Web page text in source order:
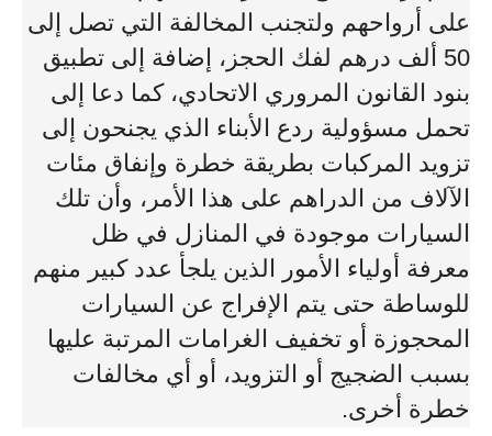
على أرواحهم ولتجنب المخالفة التي تصل إلى
50 ألف درهم لفك الحجز، إضافة إلى تطبيق
بنود القانون المروري الاتحادي، كما دعا إلى
تحمل مسؤولية ردع الأبناء الذي يجنحون إلى
تزويد المركبات بطريقة خطرة وإنفاق مئات
الآلاف من الدراهم على هذا الأمر، وأن تلك
السيارات موجودة في المنازل في ظل
معرفة أولياء الأمور الذين يلجأ عدد كبير منهم
للوساطة حتى يتم الإفراج عن السيارات
المحجوزة أو تخفيف الغرامات المرتبة عليها
بسبب الضجيج أو التزويد، أو أي مخالفات
خطرة أخرى.